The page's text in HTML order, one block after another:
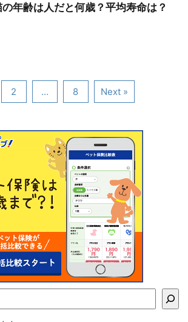
の年齢は人だと何歳？平均寿命は？
2 … 8 Next »